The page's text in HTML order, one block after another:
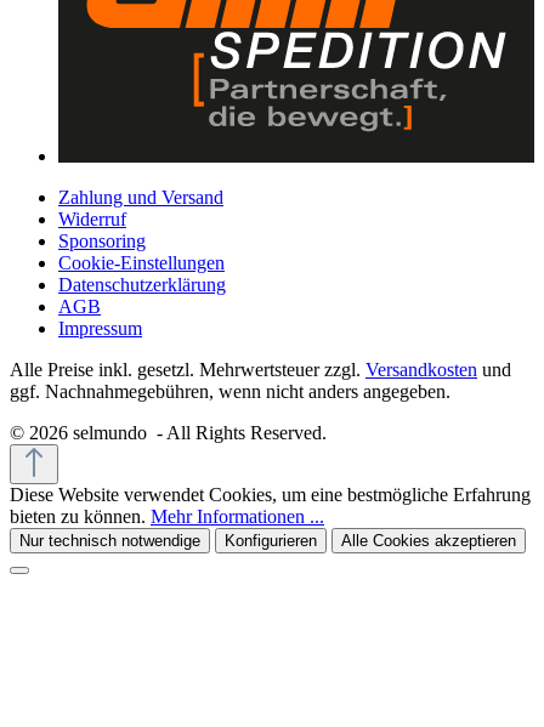
Zahlung und Versand
Widerruf
Sponsoring
Cookie-Einstellungen
Datenschutzerklärung
AGB
Impressum
Alle Preise inkl. gesetzl. Mehrwertsteuer zzgl. Versandkosten und
ggf. Nachnahmegebühren, wenn nicht anders angegeben.
© 2026 selmundo - All Rights Reserved.
Diese Website verwendet Cookies, um eine bestmögliche Erfahrung
bieten zu können. Mehr Informationen ...
Nur technisch notwendige Konfigurieren Alle Cookies akzeptieren